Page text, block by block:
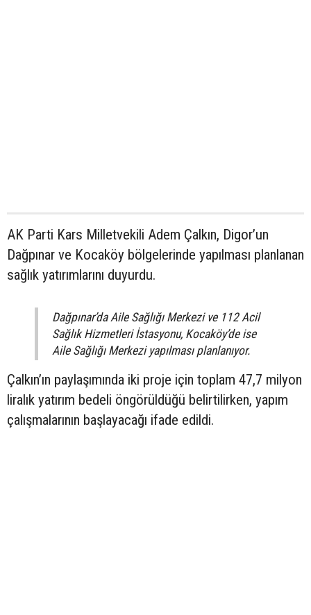
AK Parti Kars Milletvekili Adem Çalkın, Digor’un
Dağpınar ve Kocaköy bölgelerinde yapılması planlanan
sağlık yatırımlarını duyurdu.
Dağpınar’da Aile Sağlığı Merkezi ve 112 Acil
Sağlık Hizmetleri İstasyonu, Kocaköy’de ise
Aile Sağlığı Merkezi yapılması planlanıyor.
Çalkın’ın paylaşımında iki proje için toplam 47,7 milyon
liralık yatırım bedeli öngörüldüğü belirtilirken, yapım
çalışmalarının başlayacağı ifade edildi.